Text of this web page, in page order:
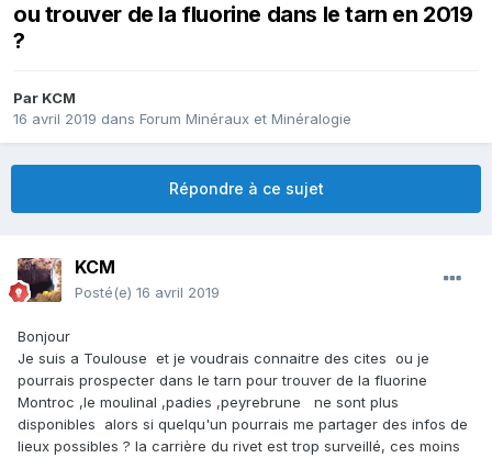
ou trouver de la fluorine dans le tarn en 2019
?
Par KCM
16 avril 2019 dans Forum Minéraux et Minéralogie
Répondre à ce sujet
KCM
Posté(e) 16 avril 2019
Bonjour
Je suis a Toulouse et je voudrais connaitre des cites ou je
pourrais prospecter dans le tarn pour trouver de la fluorine
Montroc ,le moulinal ,padies ,peyrebrune ne sont plus
disponibles alors si quelqu'un pourrais me partager des infos de
lieux possibles ? la carrière du rivet est trop surveillé, ces moins